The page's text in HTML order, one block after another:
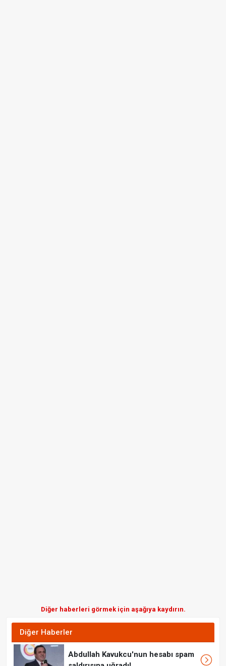
Diğer haberleri görmek için aşağıya kaydırın.
Diğer Haberler
Abdullah Kavukcu'nun hesabı spam